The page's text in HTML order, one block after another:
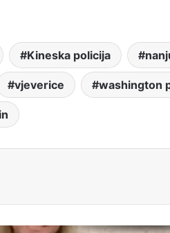
Kineska policija
vjeverice washington